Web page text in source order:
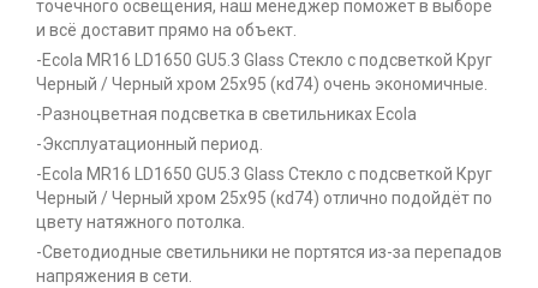
точечного освещения, наш менеджер поможет в выборе
и всё доставит прямо на объект.
-Ecola MR16 LD1650 GU5.3 Glass Стекло с подсветкой Круг
Черный / Черный хром 25x95 (кd74) очень экономичные.
-Разноцветная подсветка в светильниках Ecola
-Эксплуатационный период.
-Ecola MR16 LD1650 GU5.3 Glass Стекло с подсветкой Круг
Черный / Черный хром 25x95 (кd74) отлично подойдёт по
цвету натяжного потолка.
-Светодиодные светильники не портятся из-за перепадов
напряжения в сети.